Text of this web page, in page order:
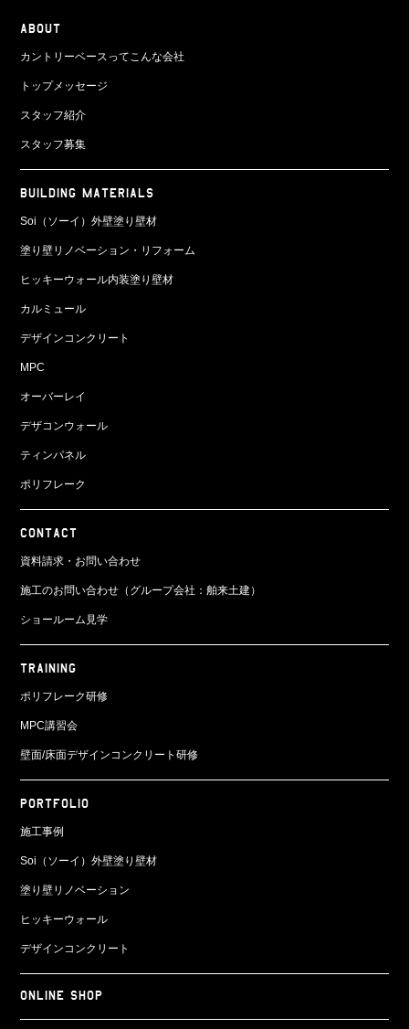
ABOUT
カントリーベースってこんな会社
トップメッセージ
スタッフ紹介
スタッフ募集
BUILDING MATERIALS
Soi（ソーイ）外壁塗り壁材
塗り壁リノベーション・リフォーム
ヒッキーウォール内装塗り壁材
カルミュール
デザインコンクリート
MPC
オーバーレイ
デザコンウォール
ティンパネル
ポリフレーク
CONTACT
資料請求・お問い合わせ
施工のお問い合わせ（グループ会社：舶来土建）
ショールーム見学
TRAINING
ポリフレーク研修
MPC講習会
壁面/床面デザインコンクリート研修
PORTFOLIO
施工事例
Soi（ソーイ）外壁塗り壁材
塗り壁リノベーション
ヒッキーウォール
デザインコンクリート
ONLINE SHOP